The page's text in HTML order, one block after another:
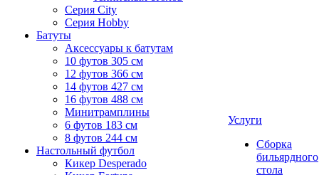
Серия City
Серия Hobby
Батуты
Аксессуары к батутам
10 футов 305 см
12 футов 366 см
14 футов 427 см
16 футов 488 см
Минитрамплины
6 футов 183 см
8 футов 244 см
Настольный футбол
Кикер Desperado
Услуги
Сборка
бильярдного
стола